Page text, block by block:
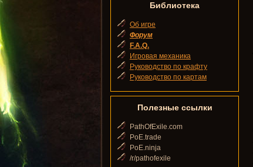
Библиотека
Об игре
Форум
F.A.Q.
Игровая механика
Руководство по крафту
Руководство по картам
Полезные ссылки
PathOfExile.com
PoE.trade
PoE.ninja
/r/pathofexile